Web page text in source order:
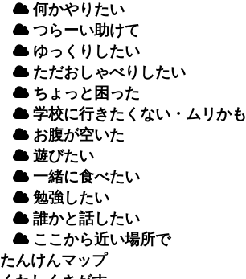
何かやりたい
つらーい助けて
ゆっくりしたい
ただおしゃべりしたい
ちょっと 困 った
学校に行きたくない・ムリかも
お腹が空いた
遊びたい
一緒に食べたい
勉強したい
誰かと話したい
ここから近い場所で
たんけんマップ